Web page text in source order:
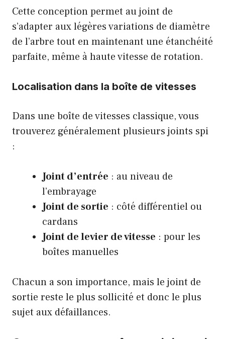
Cette conception permet au joint de
s’adapter aux légères variations de diamètre
de l’arbre tout en maintenant une étanchéité
parfaite, même à haute vitesse de rotation.
Localisation dans la boîte de vitesses
Dans une boîte de vitesses classique, vous
trouverez généralement plusieurs joints spi
:
Joint d’entrée : au niveau de
l’embrayage
Joint de sortie : côté différentiel ou
cardans
Joint de levier de vitesse : pour les
boîtes manuelles
Chacun a son importance, mais le joint de
sortie reste le plus sollicité et donc le plus
sujet aux défaillances.